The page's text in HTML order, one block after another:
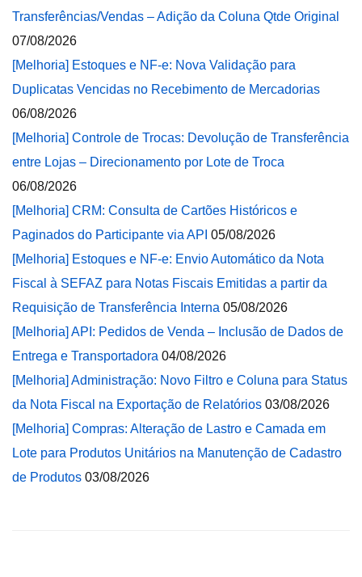
Transferências/Vendas – Adição da Coluna Qtde Original
07/08/2026
[Melhoria] Estoques e NF-e: Nova Validação para
Duplicatas Vencidas no Recebimento de Mercadorias
06/08/2026
[Melhoria] Controle de Trocas: Devolução de Transferência
entre Lojas – Direcionamento por Lote de Troca
06/08/2026
[Melhoria] CRM: Consulta de Cartões Históricos e
Paginados do Participante via API 05/08/2026
[Melhoria] Estoques e NF-e: Envio Automático da Nota
Fiscal à SEFAZ para Notas Fiscais Emitidas a partir da
Requisição de Transferência Interna 05/08/2026
[Melhoria] API: Pedidos de Venda – Inclusão de Dados de
Entrega e Transportadora 04/08/2026
[Melhoria] Administração: Novo Filtro e Coluna para Status
da Nota Fiscal na Exportação de Relatórios 03/08/2026
[Melhoria] Compras: Alteração de Lastro e Camada em
Lote para Produtos Unitários na Manutenção de Cadastro
de Produtos 03/08/2026